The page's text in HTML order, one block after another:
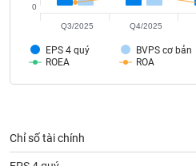
EPS 4 quý BVPS cơ bản
ROEA
ROA
0
Q3/2025 Q4/2025
Chỉ số tài chính